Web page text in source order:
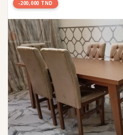
-200,000 TND